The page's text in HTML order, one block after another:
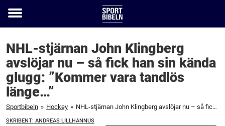
Toggle
NHL-stjärnan John Klingberg
avslöjar nu – så fick han sin kända
glugg: ”Kommer vara tandlös
länge…”
Sportbibeln » Hockey » NHL-stjärnan John Klingberg avslöjar nu – så fick han sin kända glugg: ”Kommer vara tandlös länge...”
SKRIBENT: ANDREAS LILLHANNUS